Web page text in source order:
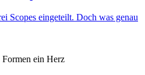
Scopes eingeteilt. Doch was genau